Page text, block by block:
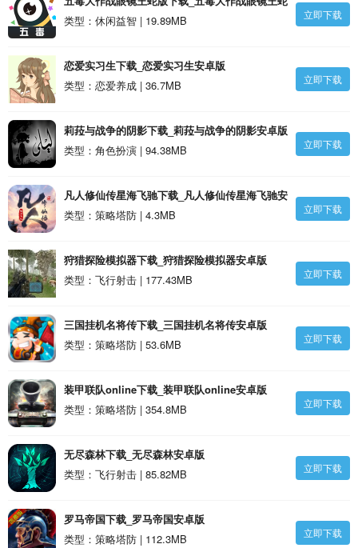
版安卓版
类型：休闲益智 | 19.89MB 立即下载
恋爱实习生下载_恋爱实习生安卓版
类型：恋爱养成 | 36.7MB
立即下载
莉菈与战争的阴影下载_莉菈与战争的阴影安卓版
类型：角色扮演 | 94.38MB
立即下载
凡人修仙传星海飞驰下载_凡人修仙传星海飞驰安
卓版
类型：策略塔防 | 4.3MB 立即下载
狩猎探险模拟器下载_狩猎探险模拟器安卓版
类型：飞行射击 | 177.43MB
立即下载
三国挂机名将传下载_三国挂机名将传安卓版
类型：策略塔防 | 53.6MB
立即下载
装甲联队online下载_装甲联队online安卓版
类型：策略塔防 | 354.8MB
立即下载
无尽森林下载_无尽森林安卓版
类型：飞行射击 | 85.82MB
立即下载
罗马帝国下载_罗马帝国安卓版
类型：策略塔防 | 112.3MB
立即下载